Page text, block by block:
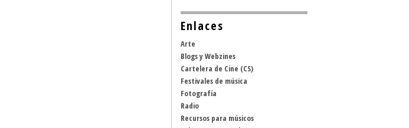
Enlaces
Arte
Blogs y Webzines
Cartelera de Cine (CS)
Festivales de música
Fotografía
Radio
Recursos para músicos